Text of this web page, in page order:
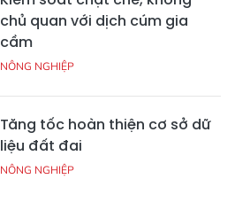
chủ quan với dịch cúm gia
cầm
NÔNG NGHIỆP
Tăng tốc hoàn thiện cơ sở dữ
liệu đất đai
NÔNG NGHIỆP